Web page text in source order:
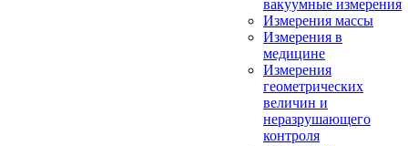
вакуумные измерения
Измерения массы
Измерения в
медицине
Измерения
геометрических
величин и
неразрушающего
контроля